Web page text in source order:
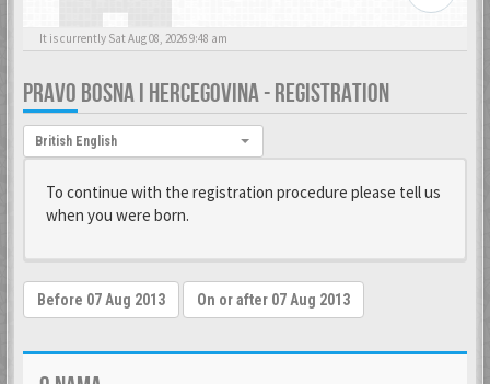
It is currently Sat Aug 08, 2026 9:48 am
PRAVO BOSNA I HERCEGOVINA - REGISTRATION
Language:
British English
To continue with the registration procedure please tell us
when you were born.